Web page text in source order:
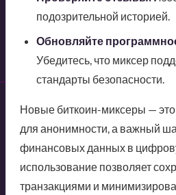
подозрительной историей.
Обновляйте
Убедитесь, что миксер
стандарты безопасности.
Новые биткоин-миксеры — это
для анонимности, а важный
финансовых данных в
использование позволяет
транзакциями и